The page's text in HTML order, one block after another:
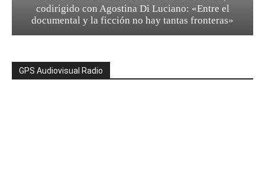
codirigido con Agostina Di Luciano: «Entre el
documental y la ficción no hay tantas fronteras»
GPS Audiovisual Radio